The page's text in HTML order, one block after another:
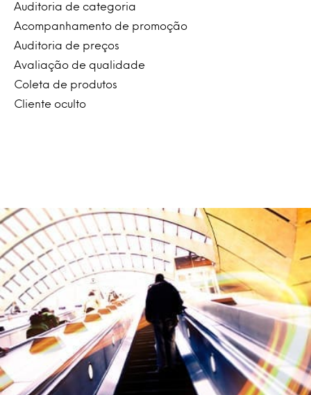
Auditoria de categoria
Acompanhamento de promoção
Auditoria de preços
Avaliação de qualidade
Coleta de produtos
Cliente oculto